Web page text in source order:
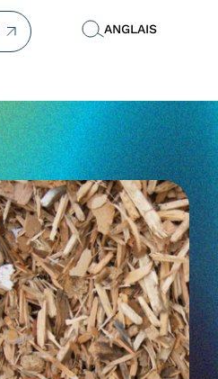
ANGLAIS